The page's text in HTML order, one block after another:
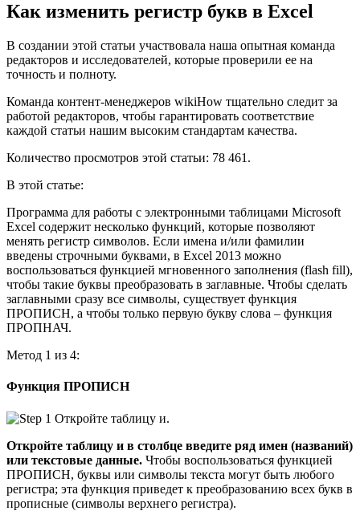
Как изменить регистр букв в Excel
В создании этой статьи участвовала наша опытная команда
редакторов и исследователей, которые проверили ее на
точность и полноту.
Команда контент-менеджеров wikiHow тщательно следит за
работой редакторов, чтобы гарантировать соответствие
каждой статьи нашим высоким стандартам качества.
Количество просмотров этой статьи: 78 461.
В этой статье:
Программа для работы с электронными таблицами Microsoft
Excel содержит несколько функций, которые позволяют
менять регистр символов. Если имена и/или фамилии
введены строчными буквами, в Excel 2013 можно
воспользоваться функцией мгновенного заполнения (flash fill),
чтобы такие буквы преобразовать в заглавные. Чтобы сделать
заглавными сразу все символы, существует функция
ПРОПИСН, а чтобы только первую букву слова – функция
ПРОПНАЧ.
Метод 1 из 4:
Функция ПРОПИСН
Откройте таблицу и в столбце введите ряд имен (названий)
или текстовые данные. Чтобы воспользоваться функцией
ПРОПИСН, буквы или символы текста могут быть любого
регистра; эта функция приведет к преобразованию всех букв в
прописные (символы верхнего регистра).